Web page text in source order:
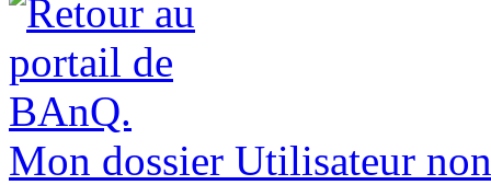
Mon dossier Utilisateur